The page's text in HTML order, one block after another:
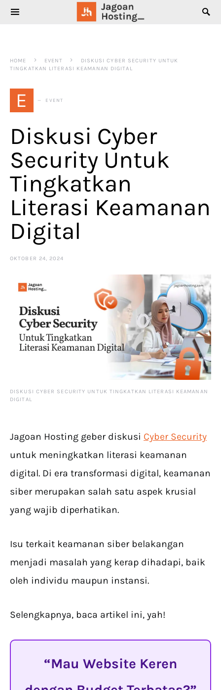
SEARCH FOR:
HOME EVENT
DISKUSI CYBER SECURITY UNTUK
TINGKATKAN LITERASI KEAMANAN DIGITAL
E EVENT
Diskusi Cyber
Security Untuk
Tingkatkan
Literasi Keamanan
Digital
OKTOBER 24, 2024
DISKUSI CYBER SECURITY UNTUK TINGKATKAN LITERASI KEAMANAN
DIGITAL
Jagoan Hosting geber diskusi Cyber Security
untuk meningkatkan literasi keamanan
digital. Di era transformasi digital, keamanan
siber merupakan salah satu aspek krusial
yang wajib diperhatikan.
Isu terkait keamanan siber belakangan
menjadi masalah yang kerap dihadapi, baik
oleh individu maupun instansi.
Selengkapnya, baca artikel ini, yah!
Mau Website Keren